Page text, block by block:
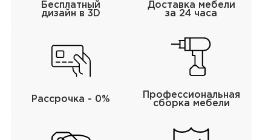
Бесплатный
дизайн в 3D
Доставка мебели
за 24 часа
Рассрочка - 0%
Профессиональная
сборка мебели